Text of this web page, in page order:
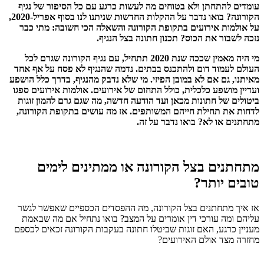
עומדים להתחתן ולא בטוחים מה לעשות כרגע עם כל הסיפור של נגיף
הקורונה? בואו נדבר על ההקלות החדשות שניתנו לנו בסוף אפריל-2020,
על אולמות אירועים בתקופת הקורונה והשאלה הכי חשובה: מתי כבר
נזכה לשבור את הכוס? תכנון חתונה בצל הנגיף.
מי היה מאמין שככה שנת 2020 תתחיל, עם נגיף הקורונה שגרם לכל
העולם לעמוד דום ולהתכנס בבתים. נדמה שהנגיף לא פסח על אף אחד
מאיתנו, גם אם לא במובן הפיזי. מי שלא נדבק מהנגיף, בדרך כלל הושפע
ועדיין מושפע כלכלית, כולל התחום של אירועים. אולמות אירועים ספגו
ביטולים של חתונות מכאן ועד הודעה חדשה, מה שגם גרם להמון זוגות
לדחות את תחילת חייהם המשותפים. אז מה עושים בתקופת הקורונה,
מתחתנים או לא? בואו נדבר על זה.
מתחתנים בצל הקורונה או ממתינים לימים
טובים יותר?
אז איך מתחתנים בצל הקורונה, מה ההפסדים הכספיים שאפשר לגשר
עליהם ומה עורכי דין אומרים על המצב? בואו נתחיל אם מה שבאמת
מעניין כרגע, האם זוגות שביטלו חתונה בעקבות הקורונה זכאים לכספם
מחזרה מצד אולם האירועים?